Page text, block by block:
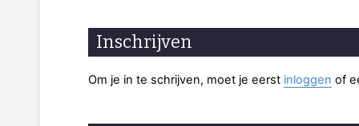
Inschrijven
Om je in te schrijven, moet je eerst inloggen of